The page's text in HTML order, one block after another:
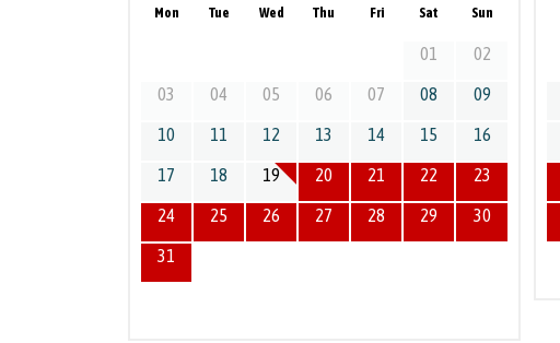
Mon Tue Wed Thu Fri Sat Sun
01 02
03 04 05 06 07 08 09
10 11 12 13 14 15 16
17 18 19 20 21 22 23
24 25 26 27 28 29 30
31